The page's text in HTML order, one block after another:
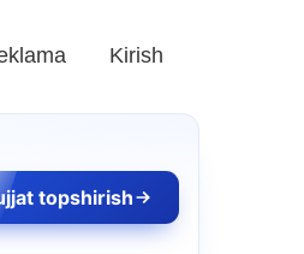
Kirish
topshirish